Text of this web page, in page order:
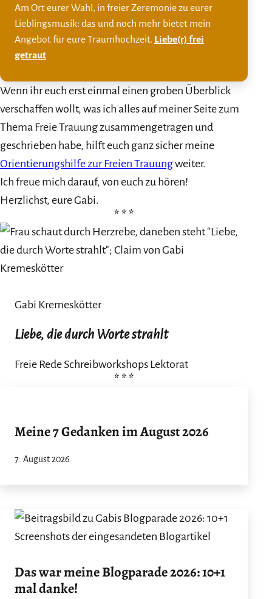
Am Ort eurer Wahl, in freier Zeremonie zu eurer
Lieblingsmusik: das und noch mehr bietet mein
Angebot für eure Traumhochzeit. Liebe(r) frei
getraut
Wenn ihr euch erst einmal einen groben Überblick
verschaffen wollt, was ich alles auf meiner Seite zum
Thema Freie Trauung zusammengetragen und
geschrieben habe, hilft euch ganz sicher meine
Orientierungshilfe zur Freien Trauungweiter.
Ich freue mich darauf, von euch zu hören!
Herzlichst, eure Gabi.
Gabi Kremeskötter
Liebe, die durch Worte strahlt
Freie Rede Schreibworkshops Lektorat
Meine 7 Gedanken im August 2026
7. August 2026
Das war meine Blogparade 2026: 10+1
mal danke!